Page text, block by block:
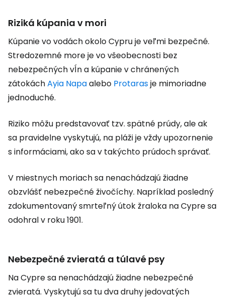
Riziká kúpania v mori
Kúpanie vo vodách okolo Cypru je veľmi bezpečné.
Stredozemné more je vo všeobecnosti bez
nebezpečných vĺn a kúpanie v chránených
zátokáchAyia Napaalebo Protarasje mimoriadne
jednoduché.
Riziko môžu predstavovať tzv. spätné prúdy, ale ak
sa pravidelne vyskytujú, na pláži je vždy upozornenie
s informáciami, ako sa v takýchto prúdoch správať.
V miestnych moriach sa nenachádzajú žiadne
obzvlášť nebezpečné živočíchy. Napríklad posledný
zdokumentovaný smrteľný útok žraloka na Cypre sa
odohral v roku 1901.
Nebezpečné zvieratá a túlavé psy
Na Cypre sa nenachádzajú žiadne nebezpečné
zvieratá. Vyskytujú sa tu dva druhy jedovatých